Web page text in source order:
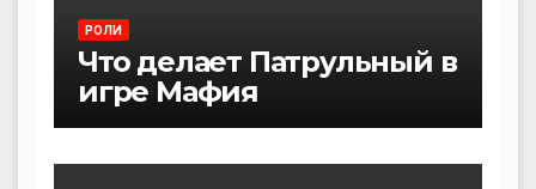
РОЛИ
Что делает Патрульный в
игре Мафия